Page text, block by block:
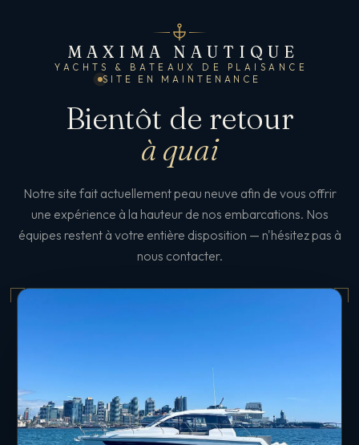
MAXIMA NAUTIQUE
YACHTS & BATEAUX DE PLAISANCE
SITE EN MAINTENANCE
Bientôt de retour
à quai
Notre site fait actuellement peau neuve afin de vous offrir
une expérience à la hauteur de nos embarcations. Nos
équipes restent à votre entière disposition — n'hésitez pas à
nous contacter.